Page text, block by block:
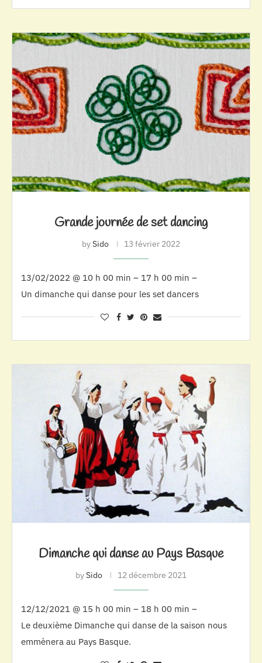
Grande journée de set dancing
bySido 13 février 2022
13/02/2022 @ 10 h 00 min – 17 h 00 min –
Un dimanche qui danse pour les set dancers
Dimanche qui danse au Pays Basque
bySido 12 décembre 2021
12/12/2021 @ 15 h 00 min – 18 h 00 min –
Le deuxième Dimanche qui danse de la saison nous
emmènera au Pays Basque.